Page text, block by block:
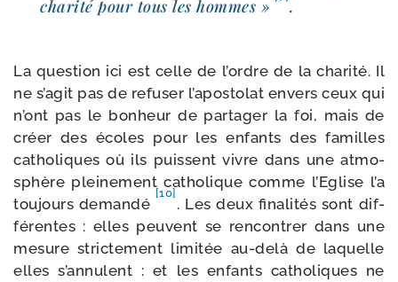
cha­ri­té pour tous les hommes »
.
La ques­tion ici est celle de l’ordre de la cha­ri­té. Il
ne s’a­git pas de refu­ser l’a­pos­to­lat envers ceux qui
n’ont pas le bon­heur de par­ta­ger la foi, mais de
créer des écoles pour les enfants des familles
catho­liques où ils puissent vivre dans une atmo­
sphère plei­ne­ment catho­lique comme l’Eglise l’a
tou­jours deman­dé
[10]
. Les deux fina­li­tés sont dif­
fé­rentes : elles peuvent se ren­con­trer dans une
mesure stric­te­ment limi­tée au-​delà de laquelle
elles s’an­nulent : et les enfants catho­liques ne